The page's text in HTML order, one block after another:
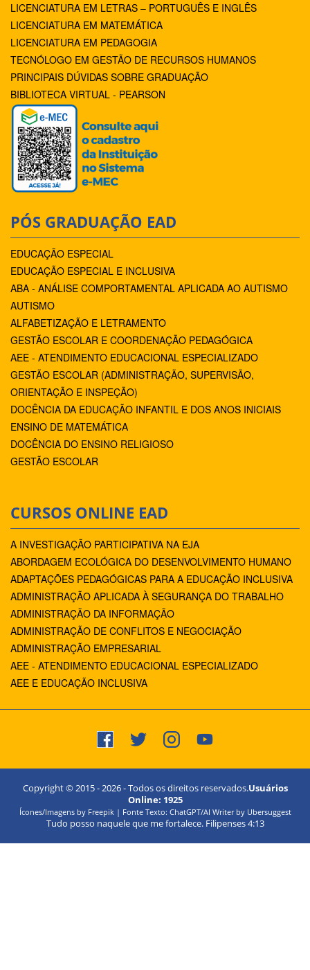
LICENCIATURA EM LETRAS – PORTUGUÊS E INGLÊS
LICENCIATURA EM MATEMÁTICA
LICENCIATURA EM PEDAGOGIA
TECNÓLOGO EM GESTÃO DE RECURSOS HUMANOS
PRINCIPAIS DÚVIDAS SOBRE GRADUAÇÃO
BIBLIOTECA VIRTUAL - PEARSON
PÓS GRADUAÇÃO EAD
EDUCAÇÃO ESPECIAL
EDUCAÇÃO ESPECIAL E INCLUSIVA
ABA - ANÁLISE COMPORTAMENTAL APLICADA AO AUTISMO
AUTISMO
ALFABETIZAÇÃO E LETRAMENTO
GESTÃO ESCOLAR E COORDENAÇÃO PEDAGÓGICA
AEE - ATENDIMENTO EDUCACIONAL ESPECIALIZADO
GESTÃO ESCOLAR (ADMINISTRAÇÃO, SUPERVISÃO,
ORIENTAÇÃO E INSPEÇÃO)
DOCÊNCIA DA EDUCAÇÃO INFANTIL E DOS ANOS INICIAIS
ENSINO DE MATEMÁTICA
DOCÊNCIA DO ENSINO RELIGIOSO
GESTÃO ESCOLAR
CURSOS ONLINE EAD
A INVESTIGAÇÃO PARTICIPATIVA NA EJA
ABORDAGEM ECOLÓGICA DO DESENVOLVIMENTO HUMANO
ADAPTAÇÕES PEDAGÓGICAS PARA A EDUCAÇÃO INCLUSIVA
ADMINISTRAÇÃO APLICADA À SEGURANÇA DO TRABALHO
ADMINISTRAÇÃO DA INFORMAÇÃO
ADMINISTRAÇÃO DE CONFLITOS E NEGOCIAÇÃO
ADMINISTRAÇÃO EMPRESARIAL
AEE - ATENDIMENTO EDUCACIONAL ESPECIALIZADO
AEE E EDUCAÇÃO INCLUSIVA
Copyright © 2015 -2026- Todos os direitos reservados.Usuários
Online: 1925
Ícones/Imagens by Freepik | Fonte Texto: ChatGPT/AI Writer by Ubersuggest
Tudo posso naquele que me fortalece. Filipenses 4:13